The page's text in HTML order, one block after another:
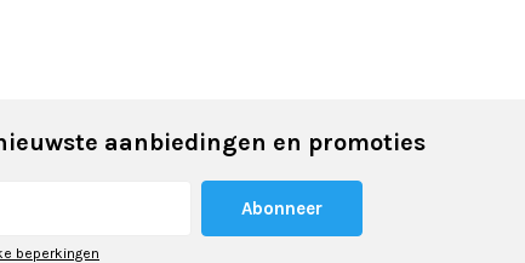
aanbiedingen en promoties
Abonneer
beperkingen